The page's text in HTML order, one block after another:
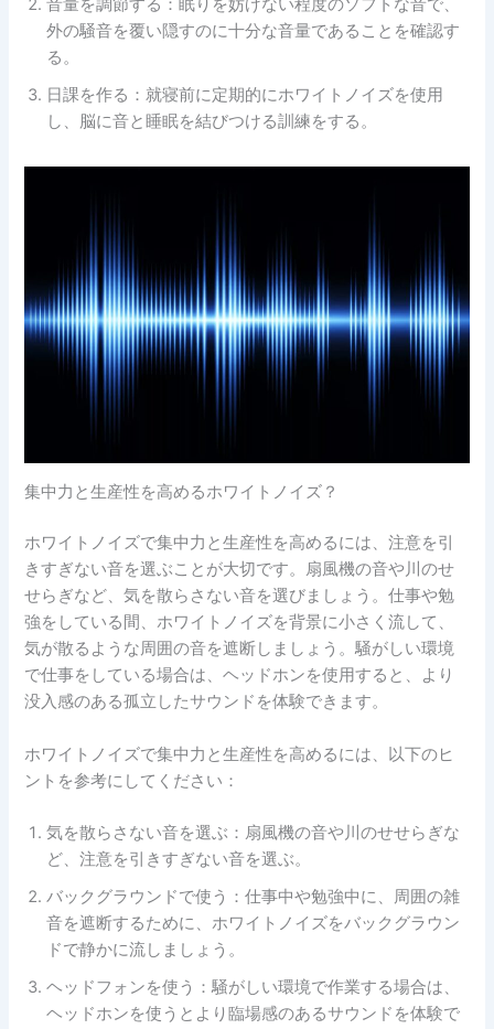
音量を調節する：眠りを妨げない程度のソフトな音で、
外の騒音を覆い隠すのに十分な音量であることを確認す
る。
日課を作る：就寝前に定期的にホワイトノイズを使用
し、脳に音と睡眠を結びつける訓練をする。
集中力と生産性を高めるホワイトノイズ？
ホワイトノイズで集中力と生産性を高めるには、注意を引
きすぎない音を選ぶことが大切です。扇風機の音や川のせ
せらぎなど、気を散らさない音を選びましょう。仕事や勉
強をしている間、ホワイトノイズを背景に小さく流して、
気が散るような周囲の音を遮断しましょう。騒がしい環境
で仕事をしている場合は、ヘッドホンを使用すると、より
没入感のある孤立したサウンドを体験できます。
ホワイトノイズで集中力と生産性を高めるには、以下のヒ
ントを参考にしてください：
気を散らさない音を選ぶ：扇風機の音や川のせせらぎな
ど、注意を引きすぎない音を選ぶ。
バックグラウンドで使う：仕事中や勉強中に、周囲の雑
音を遮断するために、ホワイトノイズをバックグラウン
ドで静かに流しましょう。
ヘッドフォンを使う：騒がしい環境で作業する場合は、
ヘッドホンを使うとより臨場感のあるサウンドを体験で